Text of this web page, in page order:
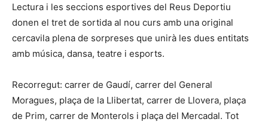
Lectura i les seccions esportives del Reus Deportiu
donen el tret de sortida al nou curs amb una original
cercavila plena de sorpreses que unirà les dues entitats
amb música, dansa, teatre i esports.
Recorregut: carrer de Gaudí, carrer del General
Moragues, plaça de la Llibertat, carrer de Llovera, plaça
de Prim, carrer de Monterols i plaça del Mercadal. Tot